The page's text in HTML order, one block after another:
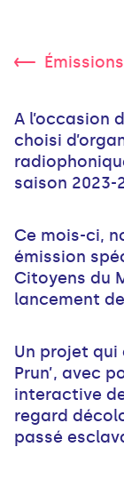
A l’occasion
choisi
saison 2023-
Ce mois-ci,
émission
Citoyens du
lancement
Un projet qui
Prun’, avec
interactive
regard
passé